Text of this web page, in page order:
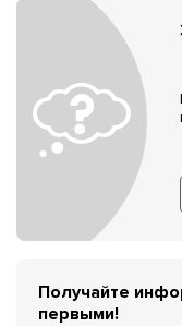
Получайте
первыми!